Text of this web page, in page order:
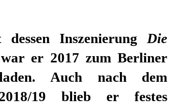
Inszenierung Die
war er 2017 zum Berliner
Auch nach dem
2018/19 blieb er festes